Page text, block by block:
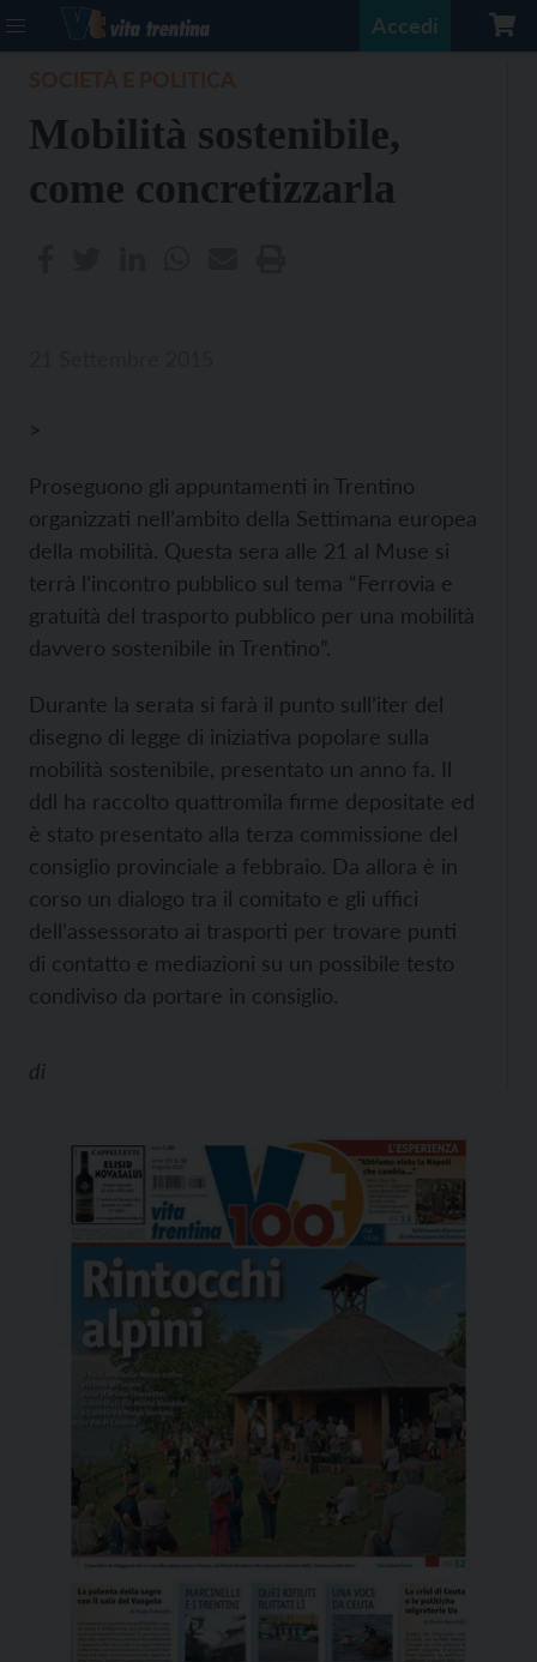
Accedi
Mobilità sostenibile,
come concretizzarla
>
Proseguono gli appuntamenti in Trentino
organizzati nell’ambito della Settimana europea
della mobilità. Questa sera alle 21 al Muse si
terrà l’incontro pubblico sul tema “Ferrovia e
gratuità del trasporto pubblico per una mobilità
davvero sostenibile in Trentino”.
Durante la serata si farà il punto sull’iter del
disegno di legge di iniziativa popolare sulla
mobilità sostenibile, presentato un anno fa. Il
ddl ha raccolto quattromila firme depositate ed
è stato presentato alla terza commissione del
consiglio provinciale a febbraio. Da allora è in
corso un dialogo tra il comitato e gli uffici
dell’assessorato ai trasporti per trovare punti
di contatto e mediazioni su un possibile testo
condiviso da portare in consiglio.
di